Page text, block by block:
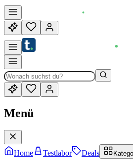
Menü
Home Testlabor Deals